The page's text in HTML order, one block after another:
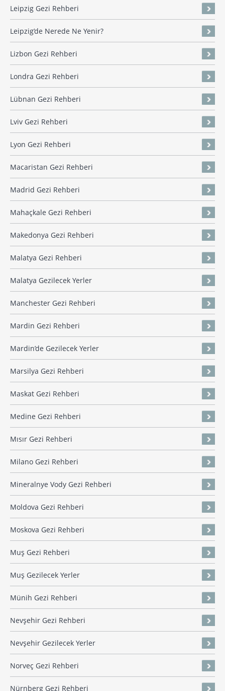
Leipzig Gezi Rehberi
Leipzig’de Nerede Ne Yenir?
Lizbon Gezi Rehberi
Londra Gezi Rehberi
Lübnan Gezi Rehberi
Lviv Gezi Rehberi
Lyon Gezi Rehberi
Macaristan Gezi Rehberi
Madrid Gezi Rehberi
Mahaçkale Gezi Rehberi
Makedonya Gezi Rehberi
Malatya Gezi Rehberi
Malatya Gezilecek Yerler
Manchester Gezi Rehberi
Mardin Gezi Rehberi
Mardin’de Gezilecek Yerler
Marsilya Gezi Rehberi
Maskat Gezi Rehberi
Medine Gezi Rehberi
Mısır Gezi Rehberi
Milano Gezi Rehberi
Mineralnye Vody Gezi Rehberi
Moldova Gezi Rehberi
Moskova Gezi Rehberi
Muş Gezi Rehberi
Muş Gezilecek Yerler
Münih Gezi Rehberi
Nevşehir Gezi Rehberi
Nevşehir Gezilecek Yerler
Norveç Gezi Rehberi
Nürnberg Gezi Rehberi